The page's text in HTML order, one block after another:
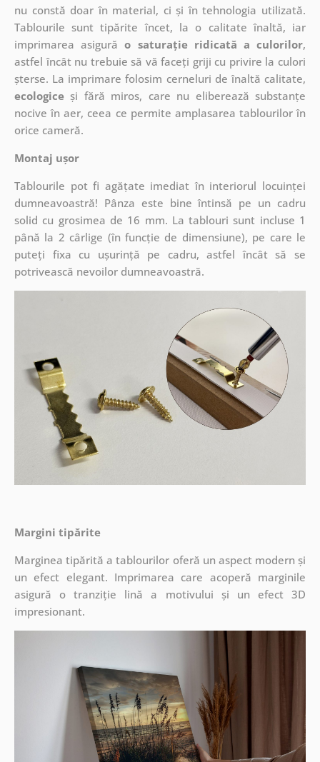
nu constă doar în material, ci și în tehnologia utilizată.
Tablourile sunt tipărite încet, la o calitate înaltă, iar
imprimarea asigurăo saturație ridicată a culorilor,
astfel încât nu trebuie să vă faceți griji cu privire la culori
șterse. La imprimare folosim cerneluri de înaltă calitate,
ecologiceși fără miros, care nu eliberează substanțe
nocive în aer, ceea ce permite amplasarea tablourilor în
orice cameră.
Montaj ușor
Tablourile pot fi agățate imediat în interiorul locuinței
dumneavoastră! Pânza este bine întinsă pe un cadru
solid cu grosimea de 16 mm. La tablouri sunt incluse 1
până la 2 cârlige (în funcție de dimensiune), pe care le
puteți fixa cu ușurință pe cadru, astfel încât să se
potrivească nevoilor dumneavoastră.
Margini tipărite
Marginea tipărită a tablourilor oferă un aspect modern și
un efect elegant. Imprimarea care acoperă marginile
asigură o tranziție lină a motivului și un efect 3D
impresionant.